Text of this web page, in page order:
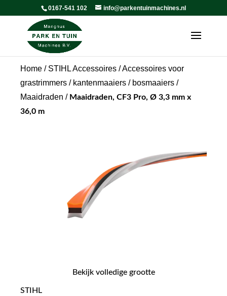
0167-541 102 info@parkentuinmachines.nl
Home / STIHL Accessoires /Accessoires voor
grastrimmers / kantenmaaiers / bosmaaiers /
Maaidraden / Maaidraden, CF3 Pro, Ø 3,3 mm x
36,0 m
Bekijk volledige grootte
STIHL